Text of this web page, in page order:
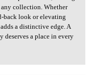
collection. Whether
back look or elevating
a distinctive edge. A
deserves a place in every